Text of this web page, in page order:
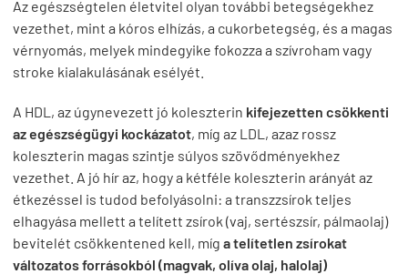
Az egészségtelen életvitel olyan további betegségekhez
vezethet, mint a kóros elhízás, a cukorbetegség, és a magas
vérnyomás, melyek mindegyike fokozza a szívroham vagy
stroke kialakulásának esélyét.
A HDL, az úgynevezett jó koleszterin kifejezetten csökkenti
az egészségügyi kockázatot, míg az LDL, azaz rossz
koleszterin magas szintje súlyos szövődményekhez
vezethet. A jó hír az, hogy a kétféle koleszterin arányát az
étkezéssel is tudod befolyásolni: a transzzsírok teljes
elhagyása mellett a telített zsírok (vaj, sertészsír, pálmaolaj)
bevitelét csökkentened kell, míg a telítetlen zsírokat
változatos forrásokból (magvak, olíva olaj, halolaj)